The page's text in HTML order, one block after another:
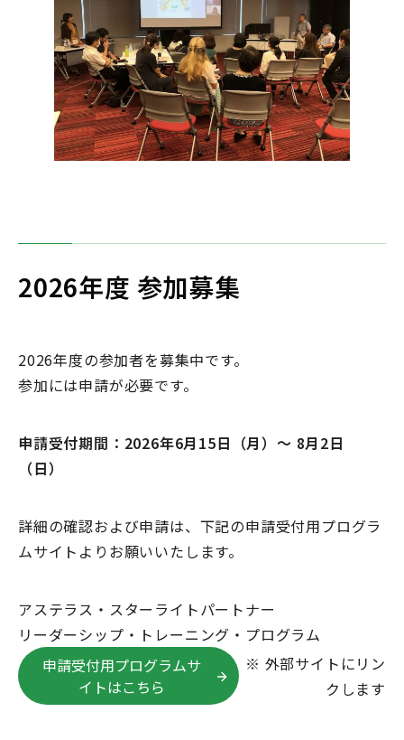
2026年度 参加募集
2026年度の参加者を募集中です。
参加には申請が必要です。
申請受付期間：2026年6月15日（月）～ 8月2日
（日）
詳細の確認および申請は、下記の申請受付用プログラ
ムサイトよりお願いいたします。
アステラス・スターライトパートナー
リーダーシップ・トレーニング・プログラム
申請受付用プログラムサ
イトはこちら
※ 外部サイトにリン
クします